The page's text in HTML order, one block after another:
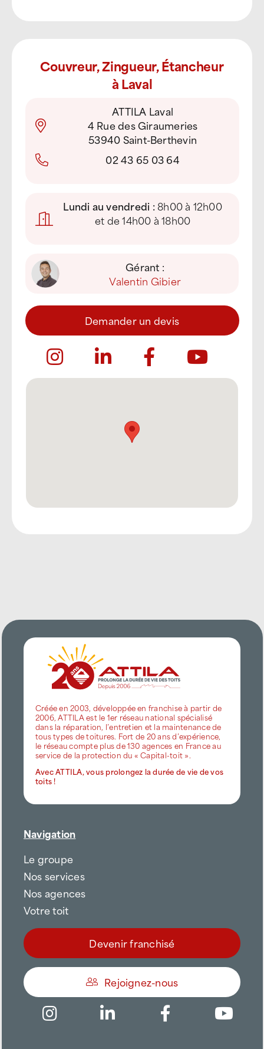
Couvreur, Zingueur, Étancheur
à Laval
ATTILA Laval
4 Rue des Giraumeries
53940 Saint-Berthevin
02 43 65 03 64
Lundi au vendredi :8h00 à 12h00
et de 14h00 à 18h00
Gérant :
Valentin Gibier
Demander un devis
Créée en 2003, développée en franchise à partir de
2006, ATTILA est le 1er réseau national spécialisé
dans la réparation, l’entretien et la maintenance de
tous types de toitures. Fort de 20 ans d’expérience,
le réseau compte plus de 130 agences en France au
service de la protection du « Capital-toit ».
Avec ATTILA, vous prolongez la durée de vie de vos
toits !
Navigation
Le groupe
Nos services
Nos agences
Votre toit
Devenir franchisé
Rejoignez-nous